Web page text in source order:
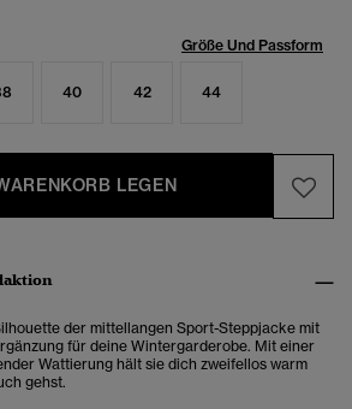
Größe Und Passform
40 42 44
LEGEN
der mittellangen Sport-Steppjacke mit
für deine Wintergarderobe. Mit einer
Wattierung hält sie dich zweifellos warm
gehst.